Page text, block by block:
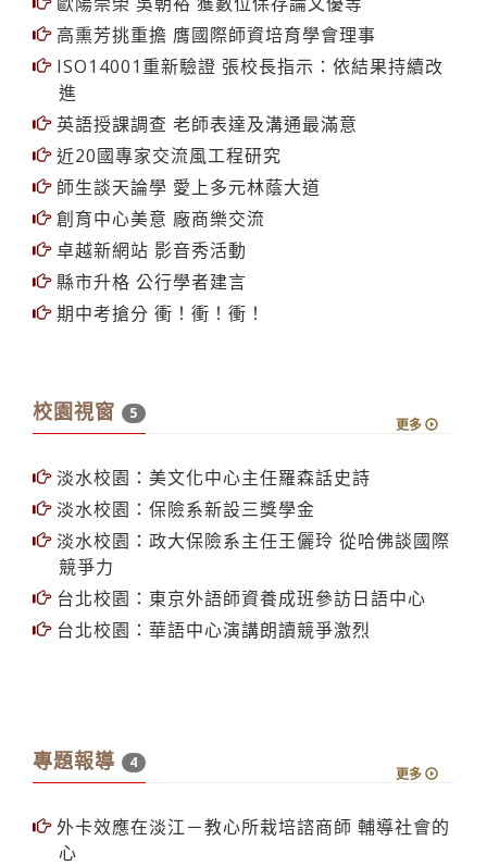
高熏芳挑重擔 膺國際師資培育學會理事
ISO14001重新驗證 張校長指示：依結果持續改
進
英語授課調查 老師表達及溝通最滿意
近20國專家交流風工程研究
師生談天論學 愛上多元林蔭大道
創育中心美意 廠商樂交流
卓越新網站 影音秀活動
縣市升格 公行學者建言
期中考搶分 衝！衝！衝！
校園視窗 5
更多
淡水校園：美文化中心主任羅森話史詩
淡水校園：保險系新設三獎學金
淡水校園：政大保險系主任王儷玲 從哈佛談國際
競爭力
台北校園：東京外語師資養成班參訪日語中心
台北校園：華語中心演講朗讀競爭激烈
專題報導 4
更多
外卡效應在淡江－教心所栽培諮商師 輔導社會的
心